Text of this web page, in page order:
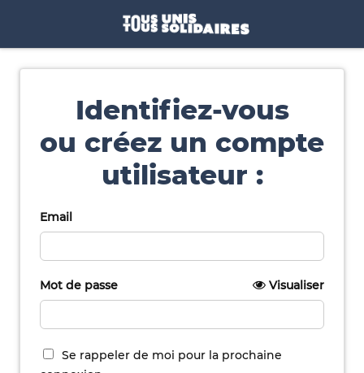
Identifiez-vous
ou créez un compte
utilisateur :
Email
Mot de passe Visualiser
Se rappeler de moi pour la prochaine